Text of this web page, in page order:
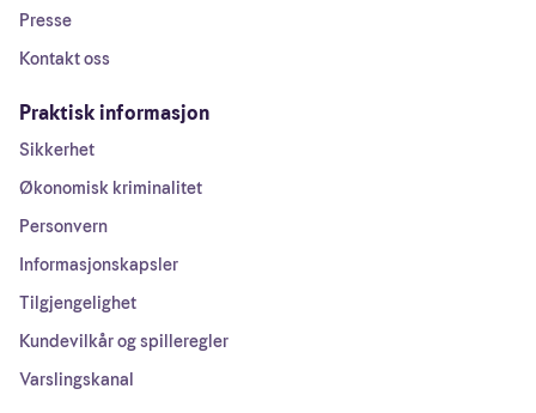
Presse
Kontakt oss
Praktisk informasjon
Sikkerhet
Økonomisk kriminalitet
Personvern
Informasjonskapsler
Tilgjengelighet
Kundevilkår og spilleregler
Varslingskanal